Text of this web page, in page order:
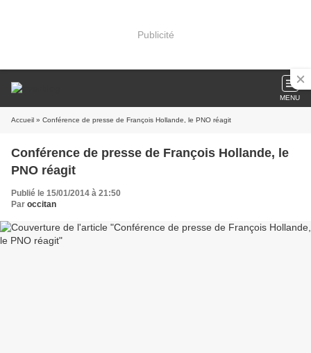
Publicité
MENU
Accueil » Conférence de presse de François Hollande, le PNO réagit
Conférence de presse de François Hollande, le
PNO réagit
Publié le 15/01/2014 à 21:50
Par occitan